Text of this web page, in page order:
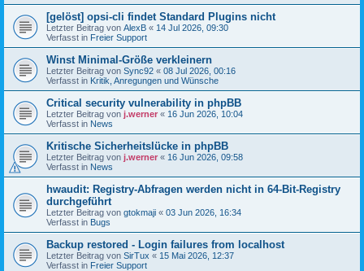
[gelöst] opsi-cli findet Standard Plugins nicht
Letzter Beitrag von AlexB « 14 Jul 2026, 09:30
Verfasst in Freier Support
Winst Minimal-Größe verkleinern
Letzter Beitrag von Sync92 « 08 Jul 2026, 00:16
Verfasst in Kritik, Anregungen und Wünsche
Critical security vulnerability in phpBB
Letzter Beitrag von j.werner « 16 Jun 2026, 10:04
Verfasst in News
Kritische Sicherheitslücke in phpBB
Letzter Beitrag von j.werner « 16 Jun 2026, 09:58
Verfasst in News
hwaudit: Registry-Abfragen werden nicht in 64-Bit-Registry
durchgeführt
Letzter Beitrag von gtokmaji « 03 Jun 2026, 16:34
Verfasst in Bugs
Backup restored - Login failures from localhost
Letzter Beitrag von SirTux « 15 Mai 2026, 12:37
Verfasst in Freier Support